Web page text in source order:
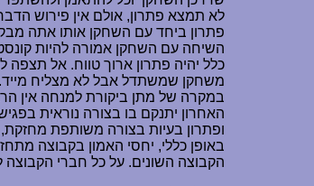
לא תמצא פתרון, אולם אין פירוש
פתרון ביחד עם השחקן אותו אתה
השיחה עם השחקן אמורה להיות
כלל יהיה פתרון ארוך טווח. אל תצפה
משחקן שמשתדל אבל לא מצליח מייד.
במקרה של מתן ביקורת למנחה אין
האחרון יתנקם בו בצורה נוראית
ופתרון בעיות בצורה משותפת
באופן כללי, יחסי האמון בקבוצה
הקבוצה השונים. על כל חברי